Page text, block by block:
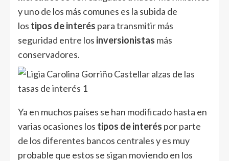
y uno de los más comunes es la subida de
los tipos de interés para transmitir más
seguridad entre los inversionistas más
conservadores.
Ya en muchos países se han modificado hasta en
varias ocasiones los tipos de interés por parte
de los diferentes bancos centrales y es muy
probable que estos se sigan moviendo en los